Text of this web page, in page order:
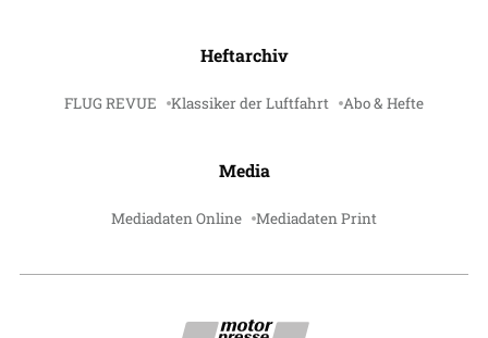
Heftarchiv
FLUG REVUE Klassiker der Luftfahrt Abo & Hefte
Media
Mediadaten Online Mediadaten Print